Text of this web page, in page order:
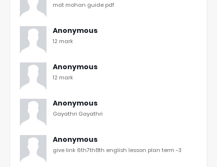
mat mohan guide pdf
Anonymous
12 mark
Anonymous
12 mark
Anonymous
Gayathri Gayathri
Anonymous
give link 6th7th8th english lesson plan term -3